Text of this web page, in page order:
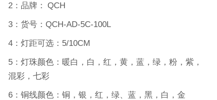
2：品牌： QCH
3：货号： QCH-AD-5C-100L
4：灯距可选： 5/10CM
5：灯珠颜色：暖白，白，红，黄，蓝，绿，粉，紫，
混彩，七彩
6：铜线颜色：铜，银，红，绿、蓝，黑，白，金